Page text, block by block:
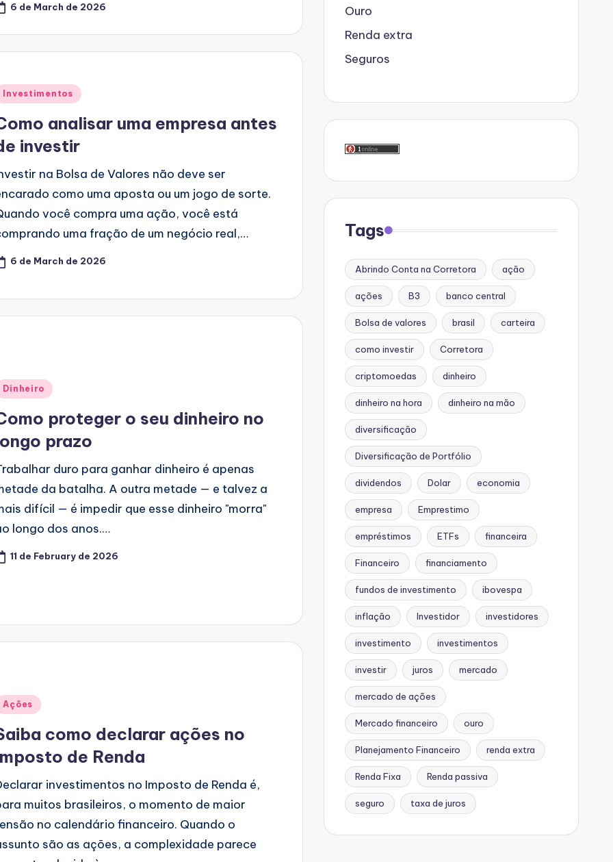
6 de March de 2026
Investimentos
analisar uma empresa antes
investir
na Bolsa de Valores não deve ser
como uma aposta ou um jogo de sorte.
você compra uma ação, você está
uma fração de um negócio real,…
6 de March de 2026
Dinheiro
proteger o seu dinheiro no
prazo
duro para ganhar dinheiro é apenas
da batalha. A outra metade — e talvez a
difícil — é impedir que esse dinheiro "morra"
longo dos anos.…
11 de February de 2026
Ações
como declarar ações no
de Renda
investimentos no Imposto de Renda é,
muitos brasileiros, o momento de maior
no calendário financeiro. Quando o
são as ações, a complexidade parece
Ouro
Renda extra
Seguros
Tags
Abrindo Conta na Corretora ação
ações B3 banco central
Bolsa de valores brasil carteira
como investir Corretora
criptomoedas dinheiro
dinheiro na hora dinheiro na mão
diversificação
Diversificação de Portfólio
dividendos Dolar economia
empresa Emprestimo
empréstimos ETFs financeira
Financeiro financiamento
fundos de investimento ibovespa
inflação Investidor investidores
investimento investimentos
investir juros mercado
mercado de ações
Mercado financeiro ouro
Planejamento Financeiro renda extra
Renda Fixa Renda passiva
seguro taxa de juros